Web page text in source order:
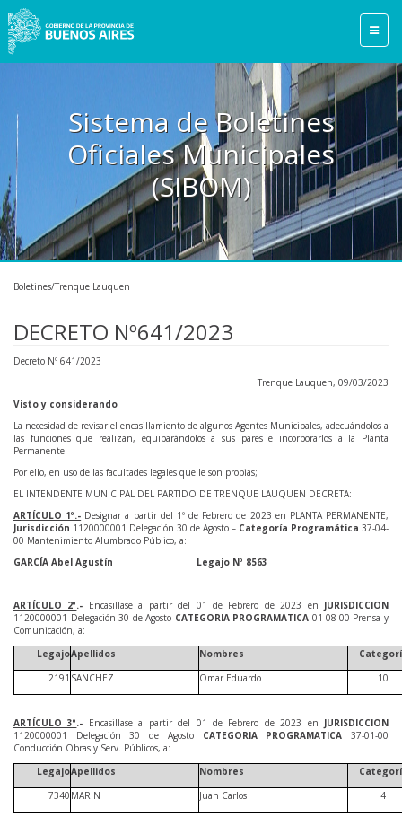
Sistema de Boletines
Oficiales Municipales
(SIBOM)
Boletines/Trenque Lauquen
DECRETO Nº641/2023
Decreto Nº 641/2023
Trenque Lauquen, 09/03/2023
Visto y considerando
La necesidad de revisar el encasillamiento de algunos Agentes Municipales, adecuándolos a
las funciones que realizan, equiparándolos a sus pares e incorporarlos a la Planta
Permanente.-
Por ello, en uso de las facultades legales que le son propias;
EL INTENDENTE MUNICIPAL DEL PARTIDO DE TRENQUE LAUQUEN DECRETA:
ARTÍCULO 1º.- Designar a partir del 1º de Febrero de 2023 en PLANTA PERMANENTE,
Jurisdicción 1120000001 Delegación 30 de Agosto – Categoría Programática 37-04-
00 Mantenimiento Alumbrado Público, a:
GARCÍA Abel Agustín Legajo Nº 8563
ARTÍCULO 2º.- Encasillase a partir del 01 de Febrero de 2023 en JURISDICCION
1120000001 Delegación 30 de Agosto CATEGORIA PROGRAMATICA 01-08-00 Prensa y
Comunicación, a:
LegajoApellidos Nombres
2191 SANCHEZ Omar Eduardo 10
ARTÍCULO 3º.- Encasillase a partir del 01 de Febrero de 2023 en JURISDICCION
1120000001 Delegación 30 de Agosto
CATEGORIA PROGRAMATICA 37-01-00
Conducción Obras y Serv. Públicos, a:
LegajoApellidos Nombres
7340 MARIN Juan Carlos 4